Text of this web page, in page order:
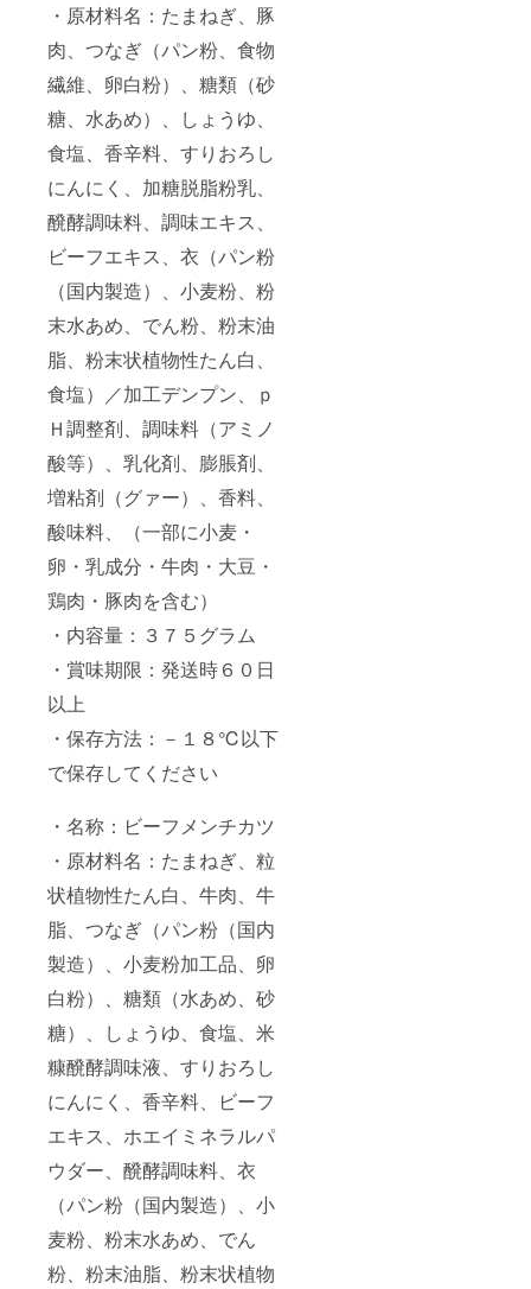
・原材料名：たまねぎ、豚
肉、つなぎ（パン粉、食物
繊維、卵白粉）、糖類（砂
糖、水あめ）、しょうゆ、
食塩、香辛料、すりおろし
にんにく、加糖脱脂粉乳、
醗酵調味料、調味エキス、
ビーフエキス、衣（パン粉
（国内製造）、小麦粉、粉
末水あめ、でん粉、粉末油
脂、粉末状植物性たん白、
食塩）／加工デンプン、ｐ
Ｈ調整剤、調味料（アミノ
酸等）、乳化剤、膨脹剤、
増粘剤（グァー）、香料、
酸味料、（一部に小麦・
卵・乳成分・牛肉・大豆・
鶏肉・豚肉を含む）
・内容量：３７５グラム
・賞味期限：発送時６０日
以上
・保存方法：－１８℃以下
で保存してください
・名称：ビーフメンチカツ
・原材料名：たまねぎ、粒
状植物性たん白、牛肉、牛
脂、つなぎ（パン粉（国内
製造）、小麦粉加工品、卵
白粉）、糖類（水あめ、砂
糖）、しょうゆ、食塩、米
糠醗酵調味液、すりおろし
にんにく、香辛料、ビーフ
エキス、ホエイミネラルパ
ウダー、醗酵調味料、衣
（パン粉（国内製造）、小
麦粉、粉末水あめ、でん
粉、粉末油脂、粉末状植物